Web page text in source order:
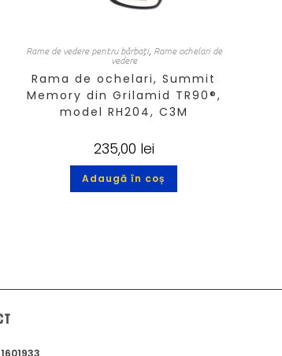
Rame de vedere pentru bărbați, Rame ochelari de
vedere
Rama de ochelari, Summit
Memory din Grilamid TR90®,
model RH204, C3M
235,00 lei
Adaugă în coș